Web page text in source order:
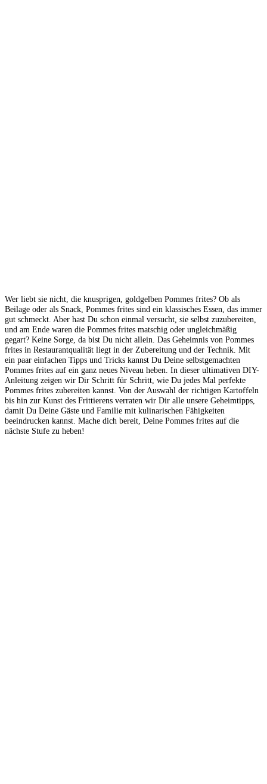
Wer liebt sie nicht, die knusprigen, goldgelben Pommes frites? Ob als
Beilage oder als Snack, Pommes frites sind ein klassisches Essen, das immer
gut schmeckt. Aber hast Du schon einmal versucht, sie selbst zuzubereiten,
und am Ende waren die Pommes frites matschig oder ungleichmäßig
gegart? Keine Sorge, da bist Du nicht allein. Das Geheimnis von Pommes
frites in Restaurantqualität liegt in der Zubereitung und der Technik. Mit
ein paar einfachen Tipps und Tricks kannst Du Deine selbstgemachten
Pommes frites auf ein ganz neues Niveau heben. In dieser ultimativen DIY-
Anleitung zeigen wir Dir Schritt für Schritt, wie Du jedes Mal perfekte
Pommes frites zubereiten kannst. Von der Auswahl der richtigen Kartoffeln
bis hin zur Kunst des Frittierens verraten wir Dir alle unsere Geheimtipps,
damit Du Deine Gäste und Familie mit kulinarischen Fähigkeiten
beeindrucken kannst. Mache dich bereit, Deine Pommes frites auf die
nächste Stufe zu heben!